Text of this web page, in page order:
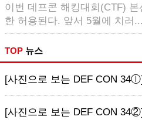
이번 데프콘 해킹대회(CTF)
한 허용된다. 앞서 5월에 치러...
TOP 뉴스
[사진으로 보는 DEF CON
[사진으로 보는 DEF CON